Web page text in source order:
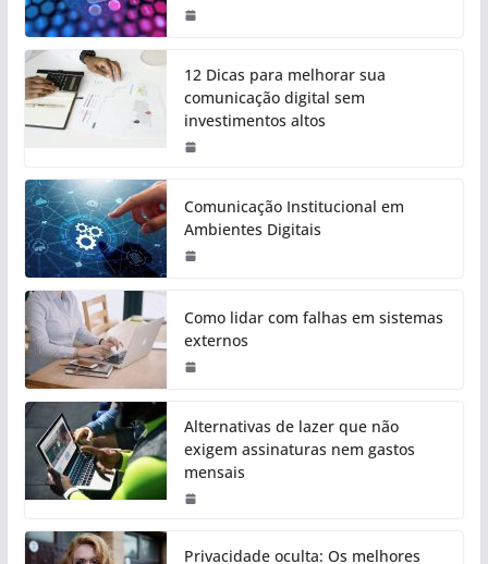
12 Dicas para melhorar sua
comunicação digital sem
investimentos altos
Comunicação Institucional em
Ambientes Digitais
Como lidar com falhas em sistemas
externos
Alternativas de lazer que não
exigem assinaturas nem gastos
mensais
Privacidade oculta: Os melhores